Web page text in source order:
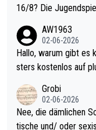
16/8? Die Jugendspiele waren letztes Jahr durchaus sehr kurz
Allerdings ist Mitchell Lawrie als Nummer 1 der
ziert. Somit ändert
sters erstmal nichts. Ich denke sie wollen damit für nächstes J
ohl wenig WDF
es Jahr der Fall. Er
den Qualifier und ich
AW1963
02-06-2026
Hallo, warum gibt es keinen Hinweis, dass die Nordic Darts Ma
sters kostenlos auf
Grobi
02-06-2026
Nee, die dämlichen
tische und/ oder